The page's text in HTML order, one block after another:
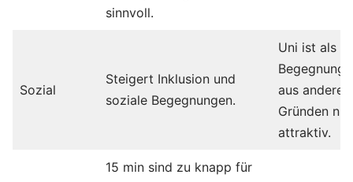
sinnvoll.
Sozial
Steigert Inklusion und
soziale Begegnungen.
Uni ist als
aus anderen
Gründen
attraktiv.
15 min sind zu knapp für